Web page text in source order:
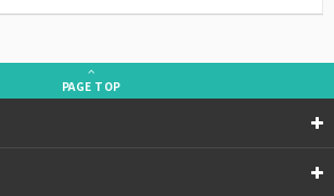
PAGE TOP